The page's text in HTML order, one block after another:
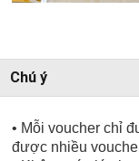
Chú ý
• Mỗi voucher chỉ
được nhiều